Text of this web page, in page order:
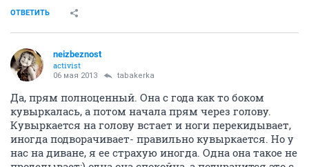
ОТВЕТИТЬ
neizbeznost
activist
06 мая 2013 tabakerka
Да, прям полноценный. Она с года как то боком
кувыркалась, а потом начала прям через голову.
Кувыркается на голову встает и ноги перекидывает,
иногда подворачивает- правильно кувыркается. Но у
нас на диване, я ее страхую иногда. Одна она такое не